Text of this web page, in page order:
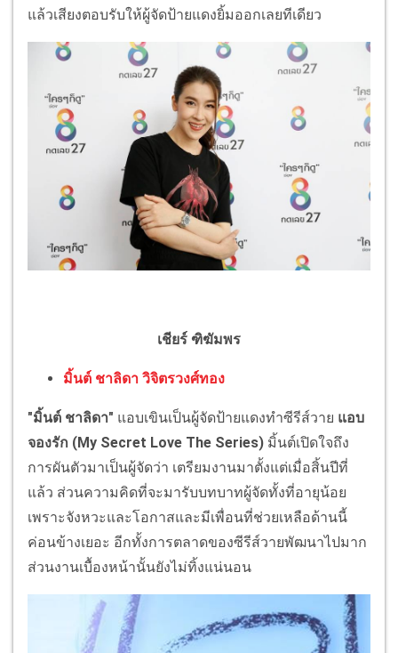
แล้วเสียงตอบรับให้ผู้จัดป้ายแดงยิ้มออกเลยทีเดียว
เชียร์ ฑิฆัมพร
มิ้นต์ ชาลิดา วิจิตรวงศ์ทอง
"มิ้นต์ ชาลิดา" แอบเขินเป็นผู้จัดป้ายแดงทำซีรีส์วาย แอบ
จองรัก (My Secret Love The Series) มิ้นต์เปิดใจถึง
การผันตัวมาเป็นผู้จัดว่า เตรียมงานมาตั้งแต่เมื่อสิ้นปีที่
แล้ว ส่วนความคิดที่จะมารับบทบาทผู้จัดทั้งที่อายุน้อย
เพราะจังหวะและโอกาสและมีเพื่อนที่ช่วยเหลือด้านนี้
ค่อนข้างเยอะ อีกทั้งการตลาดของซีรีส์วายพัฒนาไปมาก
ส่วนงานเบื้องหน้านั้นยังไม่ทิ้งแน่นอน